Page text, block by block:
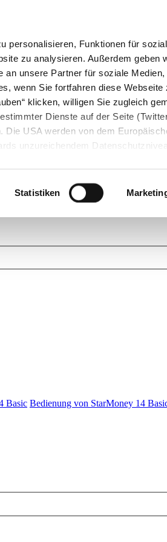
personalisieren, Funktionen für
zu analysieren. Außerdem geben
an unsere Partner für soziale Medien,
wenn Sie fortfahren diese Webseite
klicken, willigen Sie zugleich
Dienste auf der Seite
Die USA werden von dem
unzureichendem
Statistiken
helfen Sie mit Ihrem Wissen anderen
Basic Bedienung von StarMoney 14